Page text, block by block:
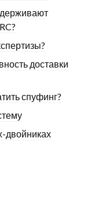
доставки
спуфинг?
двойниках